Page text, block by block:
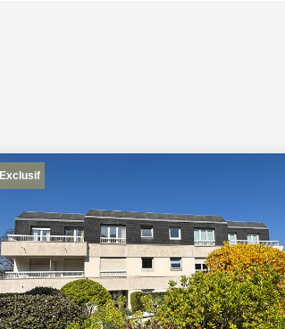
Exclusif